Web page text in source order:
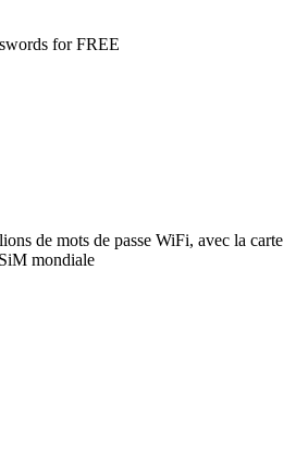
for FREE
de mots de passe WiFi, avec la carte
mondiale